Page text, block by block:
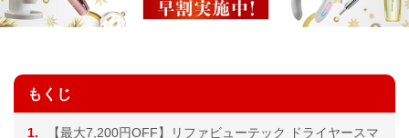
もくじ
1.
【最大7,200円OFF】リファビューテック ドライヤースマ